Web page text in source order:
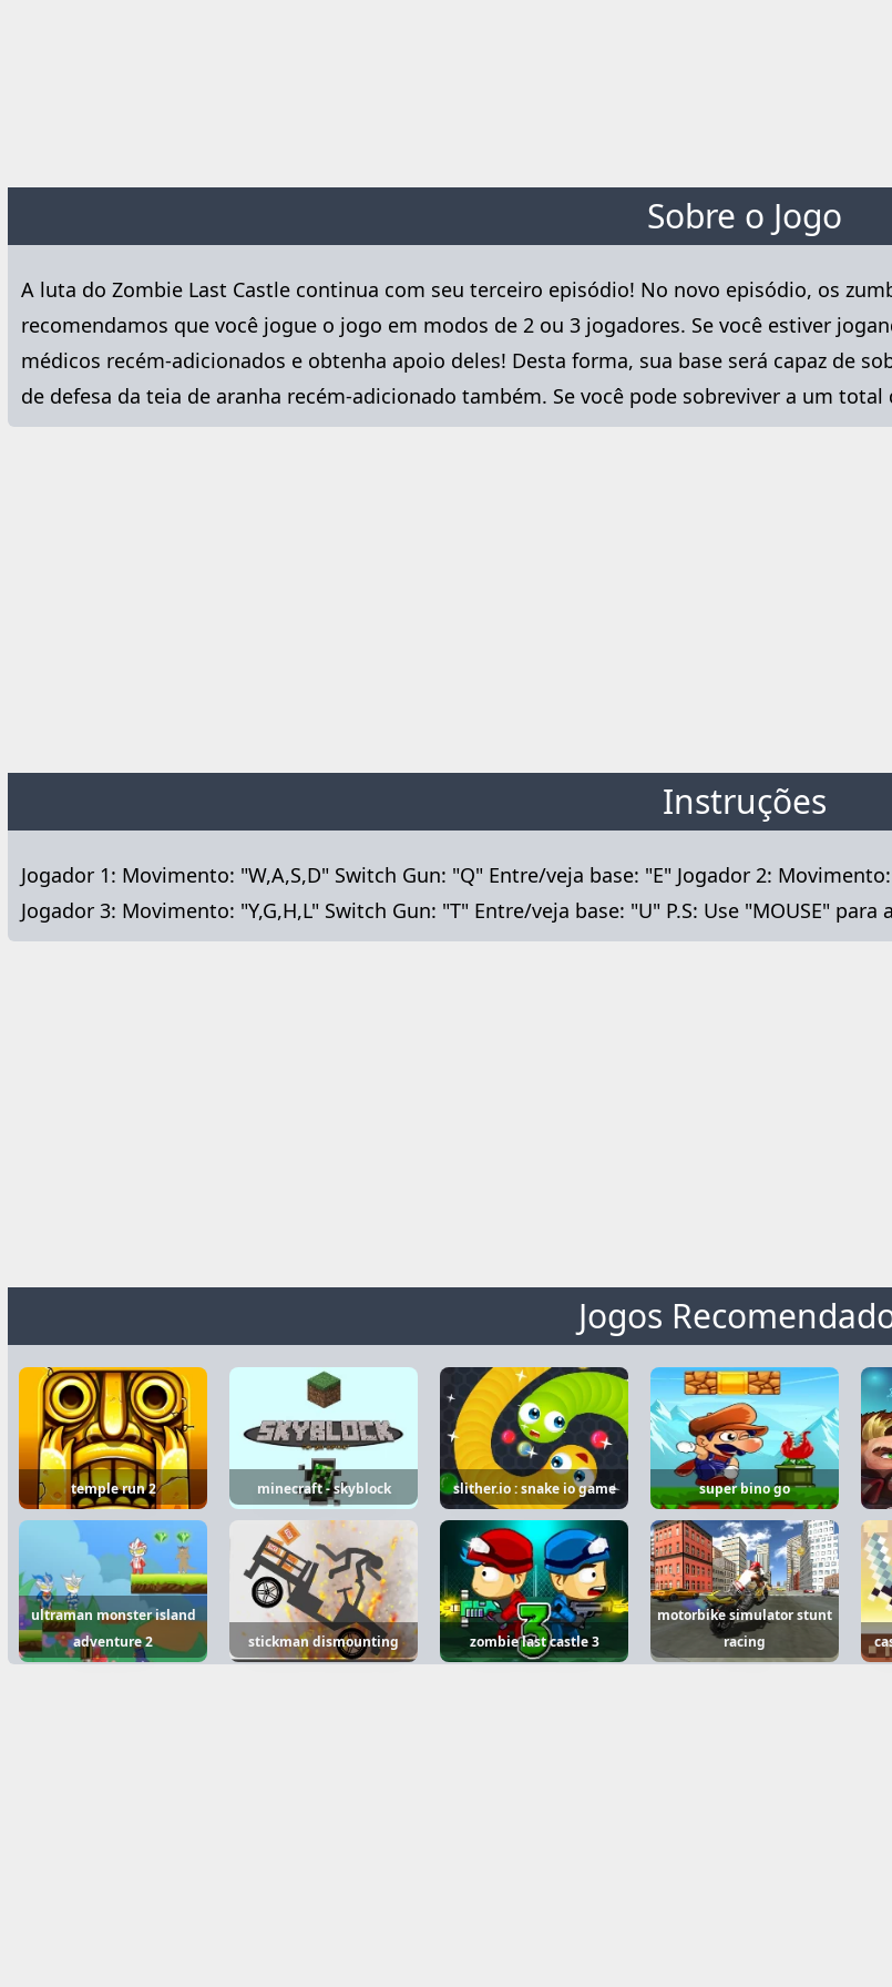
Sobre o Jogo
A luta do Zombie Last Castle continua com seu terceiro episódio! No novo episódio, os
recomendamos que você jogue o jogo em modos de 2 ou 3 jogadores. Se você estiver
médicos recém-adicionados e obtenha apoio deles! Desta forma, sua base será capaz de
de defesa da teia de aranha recém-adicionado também. Se você pode sobreviver a um
Instruções
Jogador 1: Movimento: "W,A,S,D" Switch Gun: "Q" Entre/veja base: "E" Jogador 2:
Jogador 3: Movimento: "Y,G,H,L" Switch Gun: "T" Entre/veja base: "U" P.S: Use "MOUSE"
Jogos
temple run 2 minecraft - skyblock slither.io : snake io game super bino go
ultraman monster island
adventure 2
stickman dismounting zombie last castle 3
motorbike simulator stunt
racing